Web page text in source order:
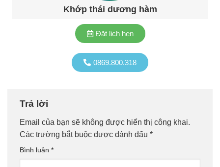
Khớp thái dương hàm
0869.800.318
Đặt lịch hẹn
Trả lời
Email của bạn sẽ không được hiển thị công khai.
Các trường bắt buộc được đánh dấu *
Bình luận *